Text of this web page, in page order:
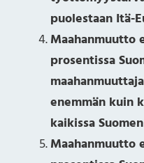
puolestaan Itä-
Maahanmuutto
prosentissa
enemmän kuin
kaikissa
Maahanmuutto